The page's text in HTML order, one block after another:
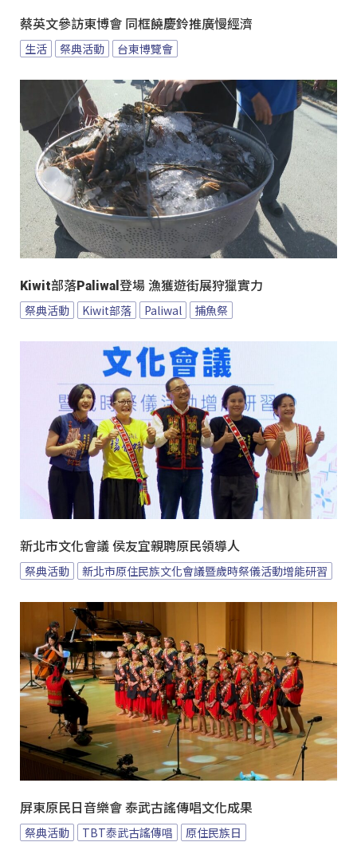
蔡英文參訪東博會 同框饒慶鈴推廣慢經濟
生活 祭典活動 台東博覽會
Kiwit部落Paliwal登場 漁獲遊街展狩獵實力
祭典活動 Kiwit部落 Paliwal 捕魚祭
新北市文化會議 侯友宜親聘原民領導人
祭典活動 新北市原住民族文化會議暨歲時祭儀活動增能研習
屏東原民日音樂會 泰武古謠傳唱文化成果
祭典活動 TBT泰武古謠傳唱
原住民族日